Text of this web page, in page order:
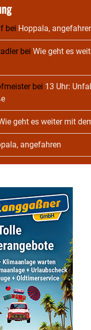
bei Hoppala,
bei Wie geht es
bei 13 Uhr:
geht es weiter mit
angefahren